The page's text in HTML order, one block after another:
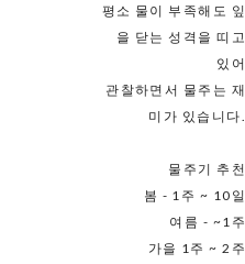
평소 물이 부족해도 잎
을 닫는 성격을 띠고
있어
관찰하면서 물주는 재
미가 있습니다.
물주기 추천
봄 - 1주 ~ 10일
여름 - ~1주
가을 1주 ~ 2주